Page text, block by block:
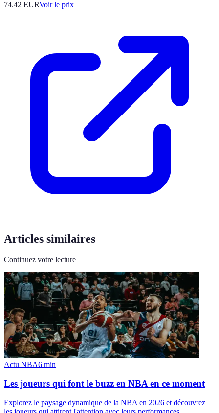
74.42 EURVoir le prix
Articles similaires
Continuez votre lecture
Actu NBA6 min
Les joueurs qui font le buzz en NBA en ce moment
Explorez le paysage dynamique de la NBA en 2026 et découvrez
les joueurs qui attirent l'attention avec leurs performances